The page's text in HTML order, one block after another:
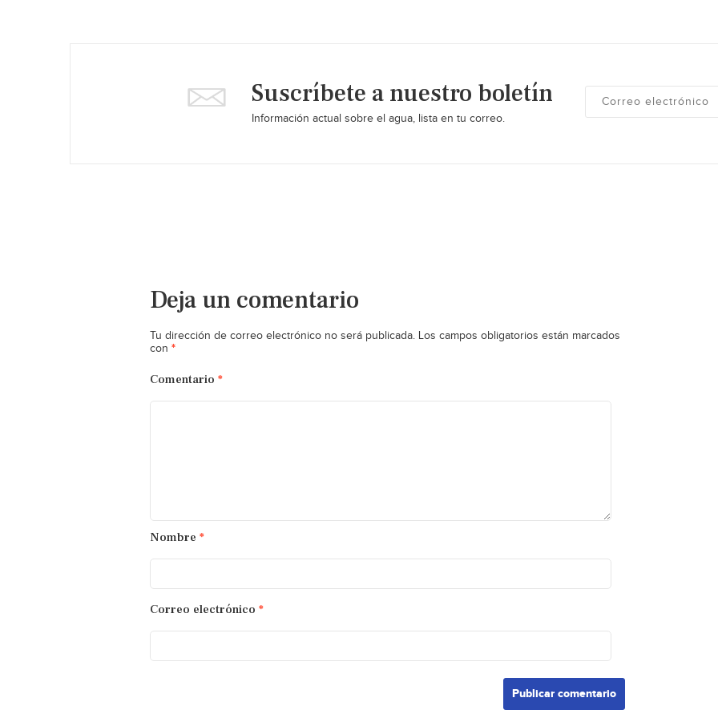
Suscríbete a nuestro boletín
Información actual sobre el agua, lista en tu correo.
Deja un comentario
Tu dirección de correo electrónico no será publicada. Los campos obligatorios están marcados
con *
Comentario *
Nombre *
Correo electrónico *